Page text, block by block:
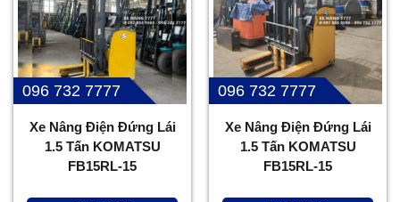
096 732 7777
Xe Nâng Điện Đứng Lái
1.5 Tấn KOMATSU
FB15RL-15
096 732 7777
Xe Nâng Điện Đứng Lái
1.5 Tấn KOMATSU
FB15RL-15